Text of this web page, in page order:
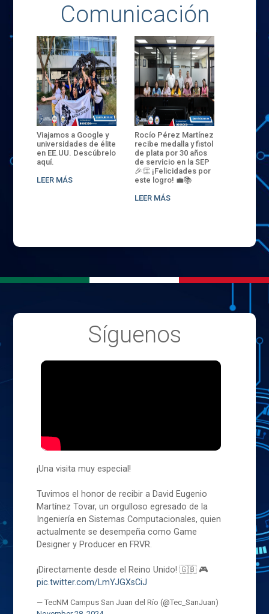
Comunicación
Viajamos a Google y
universidades de élite
en EE.UU. Descúbrelo
aquí.
LEER MÁS
Rocío Pérez Martínez
recibe medalla y fistol
de plata por 30 años
de servicio en la SEP
🎉👏 ¡Felicidades por
este logro! 💼📚
LEER MÁS
ENECB-
del
batalla.
32
sede
Síguenos
¡Una visita muy especial!
Tuvimos el honor de recibir a David Eugenio
Martínez Tovar, un orgulloso egresado de la
Ingeniería en Sistemas Computacionales, quien
actualmente se desempeña como Game
Designer y Producer en FRVR.
¡Directamente desde el Reino Unido! 🇬🇧 🎮
pic.twitter.com/LmYJGXsCiJ
— TecNM Campus San Juan del Río (@Tec_SanJuan)